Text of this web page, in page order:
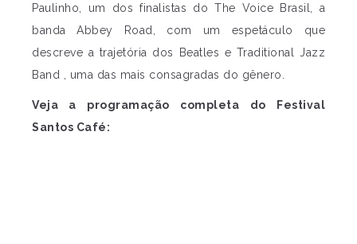
Paulinho, um dos finalistas do The Voice Brasil, a
banda Abbey Road, com um espetáculo que
descreve a trajetória dos Beatles e Traditional Jazz
Band , uma das mais consagradas do gênero.
Veja a programação completa do Festival
Santos Café: